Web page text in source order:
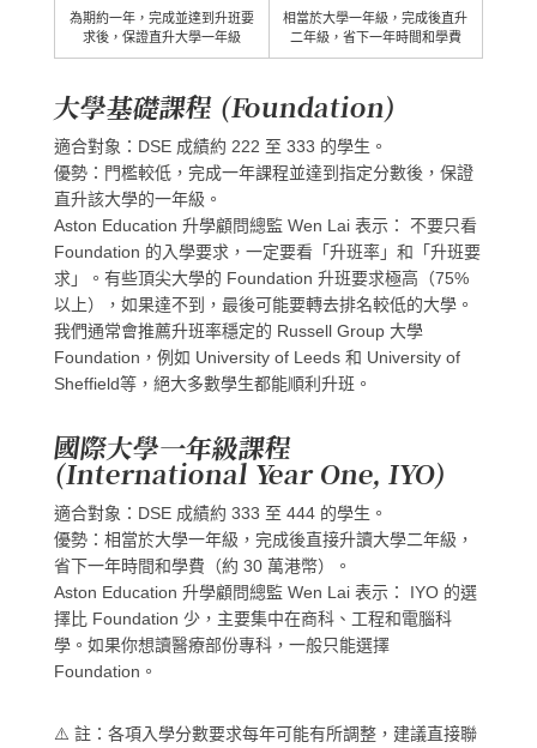
為期約一年，完成並達到升班要
求後，保證直升大學一年級
相當於大學一年級，完成後直升
二年級，省下一年時間和學費
大學基礎課程 (Foundation)
適合對象 ：DSE 成績約 222 至 333 的學生。
優勢：門檻較低，完成一年課程並達到指定分數後，保證
直升該大學的一年級。
Aston Education 升學顧問總監 Wen Lai 表示： 不要只看
Foundation 的入學要求， 一定要看「升班率」和「升班要
求」
。有些頂尖大學的 Foundation 升班要求極高（75%
以上），如果達不到，最後可能要轉去排名較低的大學。
我們通常會推薦升班率穩定的 Russell Group 大學
Foundation，例如 University of Leeds 和 University of
Sheffield等，絕大多數學生都能順利升班。
國際大學一年級課程
(International Year One, IYO)
適合對象 ：DSE 成績約 333 至 444 的學生。
優勢：相當於大學一年級，完成後直接升讀大學二年級，
省下一年時間和學費（約 30 萬港幣）
。
Aston Education 升學顧問總監 Wen Lai 表示： IYO 的選
擇比 Foundation 少，主要集中在商科、工程和電腦科
學。如果你想讀醫療部份專科，一般只能選擇
Foundation。
⚠️ 註：各項入學分數要求每年可能有所調整，建議直接聯